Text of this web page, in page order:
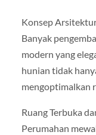
Konsep
Banyak
modern yang
hunian tidak
mengoptimalkan
Ruang Terbuka
Perumahan